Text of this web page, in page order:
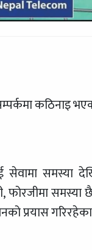
कठिनाइ
समस्या
फोरजीमा
प्रयास